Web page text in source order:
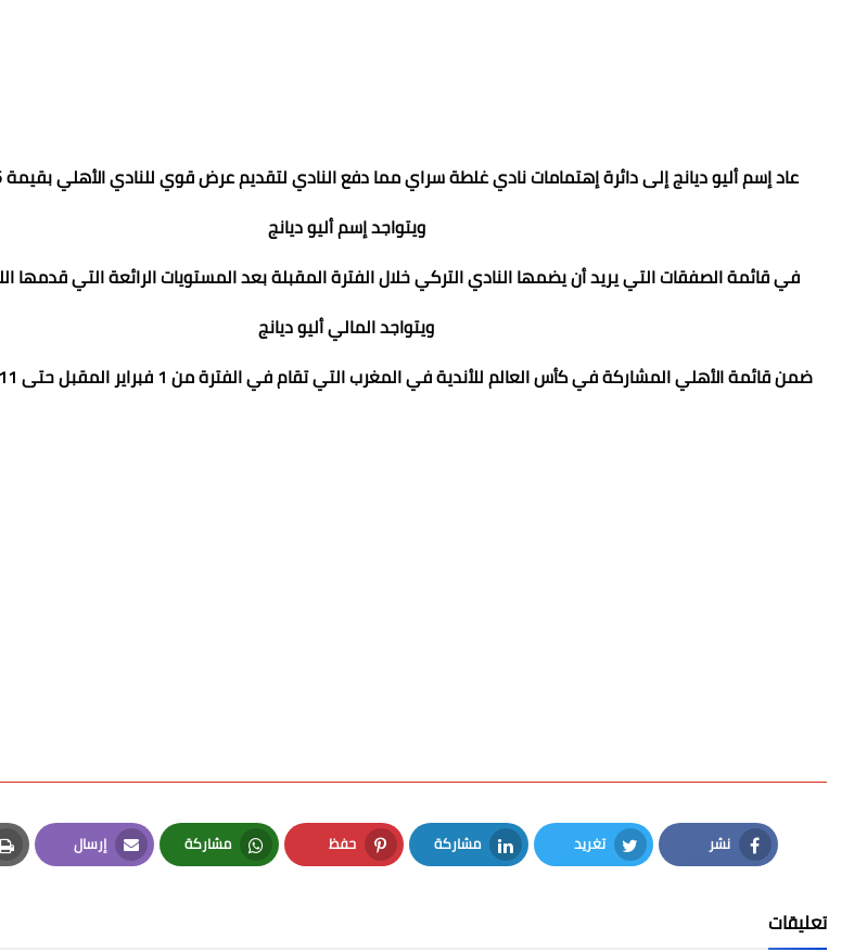
عاد إسم أليو ديانج إلى دائرة إهتمامات نادي غلطة سراي مما دفع النادي لتقديم عرض قوي للنادي الأهلي بقيمة 6.5 مليون دولار.
ويتواجد إسم أليو ديانج
في قائمة الصفقات التي يريد أن يضمها النادي التركي خلال الفترة المقبلة بعد المستويات الرائعة التي قدمها
ويتواجد المالي أليو ديانج
ضمن قائمة الأهلي المشاركة في كأس العالم للأندية في المغرب التي تقام في الفترة من 1 فبراير المقبل حتى 11 من نفس الشهر.
نشر
Facebook
تغريد
Twitter
مشاركة
LinkedIn
حفظ
Pinterest
مشاركة
Whatsapp
إرسال
Email
تعليقات